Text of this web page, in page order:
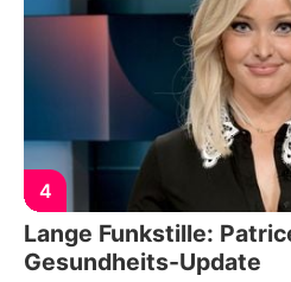
4
Lange Funkstille:
Gesundheits-Update